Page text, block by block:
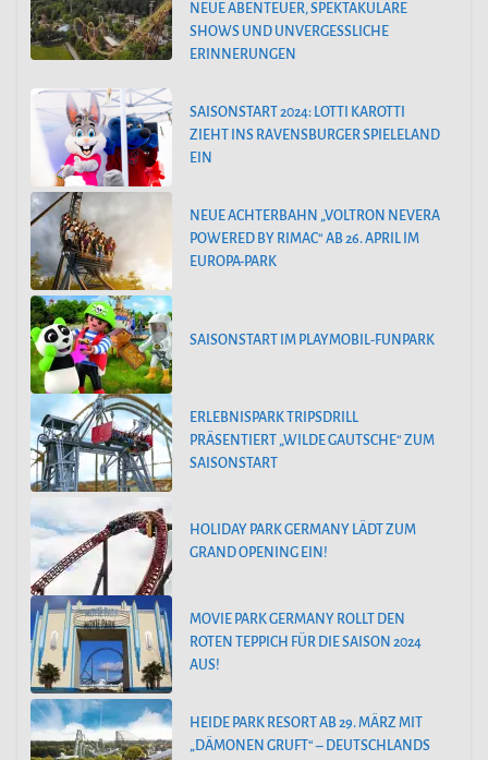
NEUE ABENTEUER, SPEKTAKULÄRE
SHOWS UND UNVERGESSLICHE
ERINNERUNGEN
SAISONSTART 2024: LOTTI KAROTTI
ZIEHT INS RAVENSBURGER SPIELELAND
EIN
NEUE ACHTERBAHN „VOLTRON NEVERA
POWERED BY RIMAC“ AB 26. APRIL IM
EUROPA-PARK
SAISONSTART IM PLAYMOBIL-FUNPARK
ERLEBNISPARK TRIPSDRILL
PRÄSENTIERT „WILDE GAUTSCHE“ ZUM
SAISONSTART
HOLIDAY PARK GERMANY LÄDT ZUM
GRAND OPENING EIN!
MOVIE PARK GERMANY ROLLT DEN
ROTEN TEPPICH FÜR DIE SAISON 2024
AUS!
HEIDE PARK RESORT AB 29. MÄRZ MIT
„DÄMONEN GRUFT“ – DEUTSCHLANDS